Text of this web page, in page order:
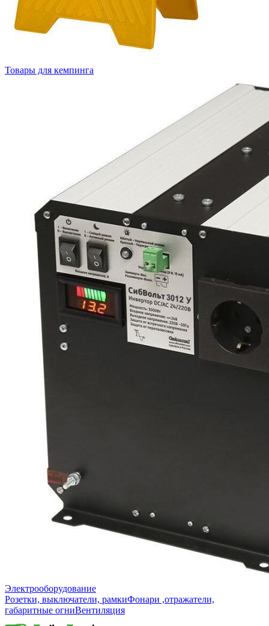
Товары для кемпинга
Электрооборудование
Розетки, выключатели, рамкиФонари ,отражатели,
габаритные огниВентиляция